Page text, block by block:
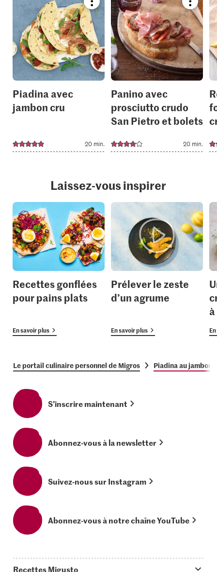
Bookmark
recipe
or
add
it
to
your
collections.
Piadina avec
jambon cru
20 min.
recipe
or
add
it
to
your
Panino avec
prosciutto crudo
San Pietro et bolets
20 min.
Laissez-vous inspirer
Recettes gonflées
pour pains plats
En savoir plus
Prélever le zeste
d’un agrume
En savoir plus
Le portail culinaire personnel de Migros Piadina au jambon
S’inscrire maintenant
Abonnez-vous à la newsletter
Suivez-nous sur Instagram
Abonnez-vous à notre chaîne YouTube
Recettes Migusto